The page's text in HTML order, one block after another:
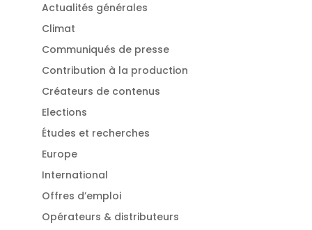
Actualités générales
Climat
Communiqués de presse
Contribution à la production
Créateurs de contenus
Elections
Études et recherches
Europe
International
Offres d’emploi
Opérateurs & distributeurs